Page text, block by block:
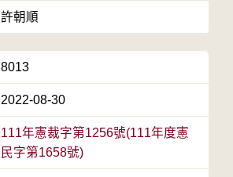
許朝順
8013
2022-08-30
111年憲裁字第1256號(111年度憲
民字第1658號)